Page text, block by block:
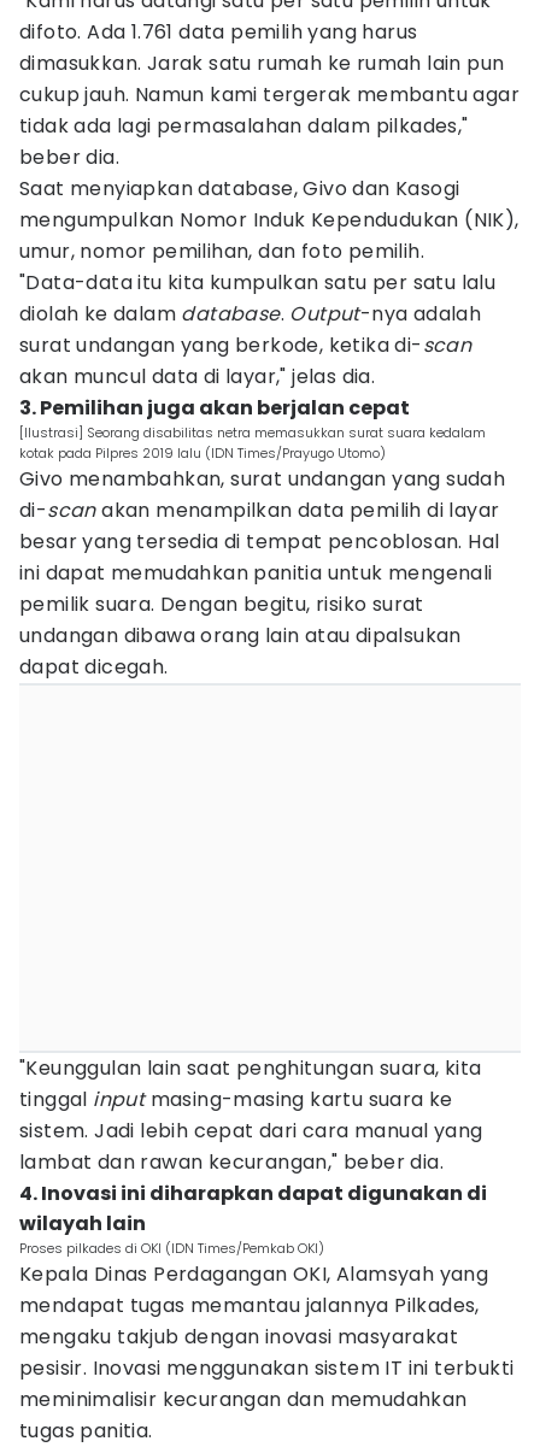
difoto. Ada 1.761 data pemilih yang harus
dimasukkan. Jarak satu rumah ke rumah lain pun
cukup jauh. Namun kami tergerak membantu agar
tidak ada lagi permasalahan dalam pilkades,"
beber dia.
Saat menyiapkan database, Givo dan Kasogi
mengumpulkan Nomor Induk Kependudukan (NIK),
umur, nomor pemilihan, dan foto pemilih.
"Data-data itu kita kumpulkan satu per satu lalu
diolah ke dalam database. Output-nya adalah
surat undangan yang berkode, ketika di-scan
akan muncul data di layar," jelas dia.
3. Pemilihan juga akan berjalan cepat
[Ilustrasi] Seorang disabilitas netra memasukkan surat suara kedalam
kotak pada Pilpres 2019 lalu (IDN Times/Prayugo Utomo)
Givo menambahkan, surat undangan yang sudah
di-scanakan menampilkan data pemilih di layar
besar yang tersedia di tempat pencoblosan. Hal
ini dapat memudahkan panitia untuk mengenali
pemilik suara. Dengan begitu, risiko surat
undangan dibawa orang lain atau dipalsukan
dapat dicegah.
"Keunggulan lain saat penghitungan suara, kita
tinggal inputmasing-masing kartu suara ke
sistem. Jadi lebih cepat dari cara manual yang
lambat dan rawan kecurangan," beber dia.
4. Inovasi ini diharapkan dapat digunakan di
wilayah lain
Proses pilkades di OKI (IDN Times/Pemkab OKI)
Kepala Dinas Perdagangan OKI, Alamsyah yang
mendapat tugas memantau jalannya Pilkades,
mengaku takjub dengan inovasi masyarakat
pesisir. Inovasi menggunakan sistem IT ini terbukti
meminimalisir kecurangan dan memudahkan
tugas panitia.